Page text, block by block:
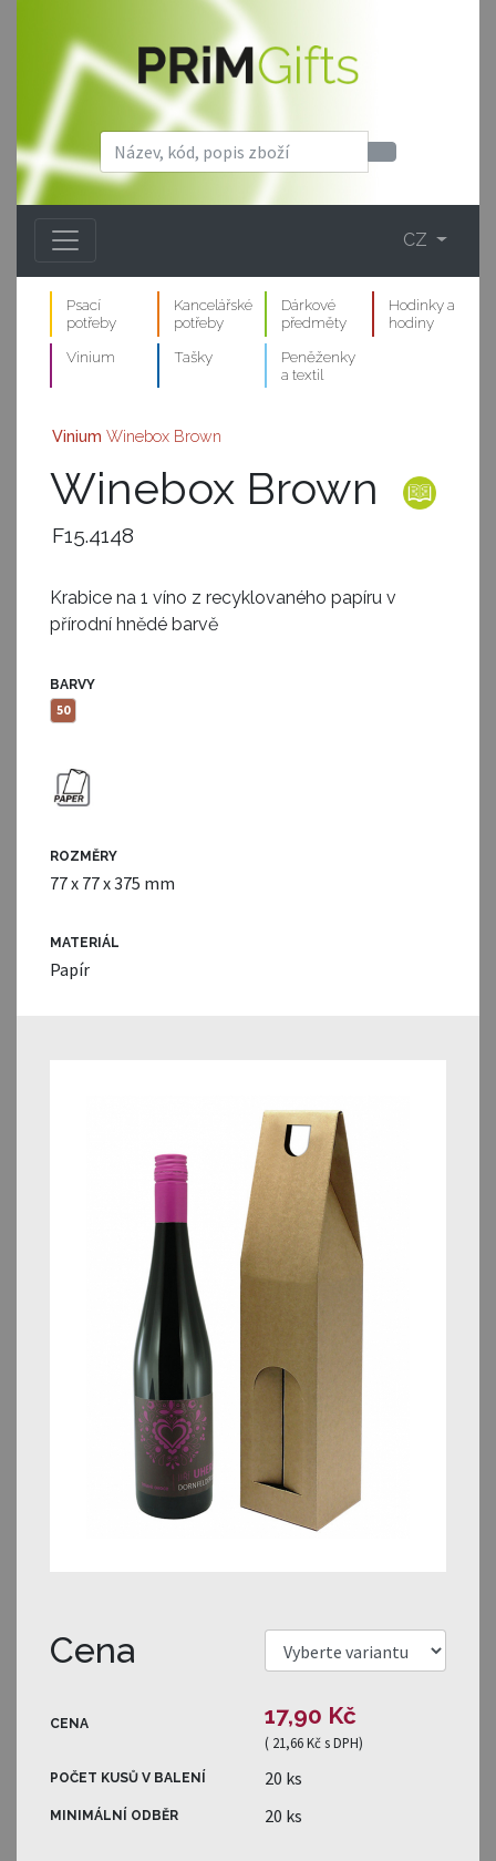
CZ
Psací
potřeby
Kancelářské
potřeby
Dárkové
předměty
Hodinky a
hodiny
Vinium
Tašky
Peněženky
a textil
Vinium Winebox Brown
Winebox Brown
F15.4148
Krabice na 1 víno z recyklovaného papíru v
přírodní hnědé barvě
BARVY
50
ROZMĚRY
77 x 77 x 375 mm
MATERIÁL
Papír
Cena
CENA 17,90 Kč
( 21,66 Kčs DPH)
POČET KUSŮ V BALENÍ 20 ks
MINIMÁLNÍ ODBĚR 20 ks